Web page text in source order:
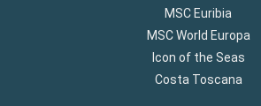
MSC Euribia
MSC World Europa
Icon of the Seas
Costa Toscana